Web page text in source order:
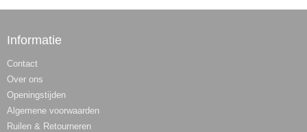
Informatie
Contact
Over ons
Openingstijden
Algemene voorwaarden
Ruilen & Retourneren